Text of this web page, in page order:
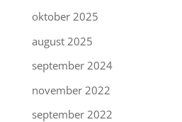
oktober 2025
august 2025
september 2024
november 2022
september 2022